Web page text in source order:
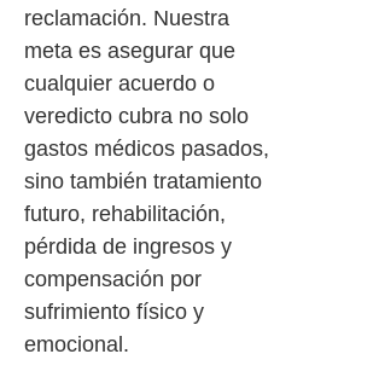
reclamación. Nuestra
meta es asegurar que
cualquier acuerdo o
veredicto cubra no solo
gastos médicos pasados,
sino también tratamiento
futuro, rehabilitación,
pérdida de ingresos y
compensación por
sufrimiento físico y
emocional.